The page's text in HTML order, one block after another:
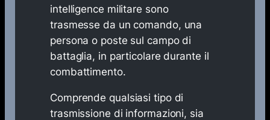
intelligence militare sono
trasmesse da un comando, una
persona o poste sul campo di
battaglia, in particolare durante il
combattimento.
Comprende qualsiasi tipo di
trasmissione di informazioni, sia